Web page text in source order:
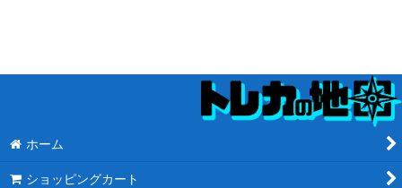
絞り込む
ホーム
ショッピングカート